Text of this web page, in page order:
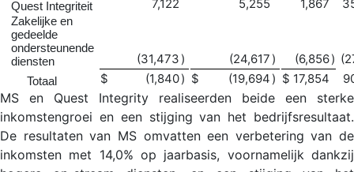
Quest Integriteit 7,122 5,255 1,867
Zakelijke en
gedeelde
ondersteunende
diensten
(31,473 ) (24,617 ) (6,856)
Totaal $ (1,840) $ (19,694 ) $ 17,854
MS en Quest Integrity realiseerden beide een sterke
inkomstengroei en een stijging van het bedrijfsresultaat.
De resultaten van MS omvatten een verbetering van de
inkomsten met 14,0% op jaarbasis, voornamelijk dankzij